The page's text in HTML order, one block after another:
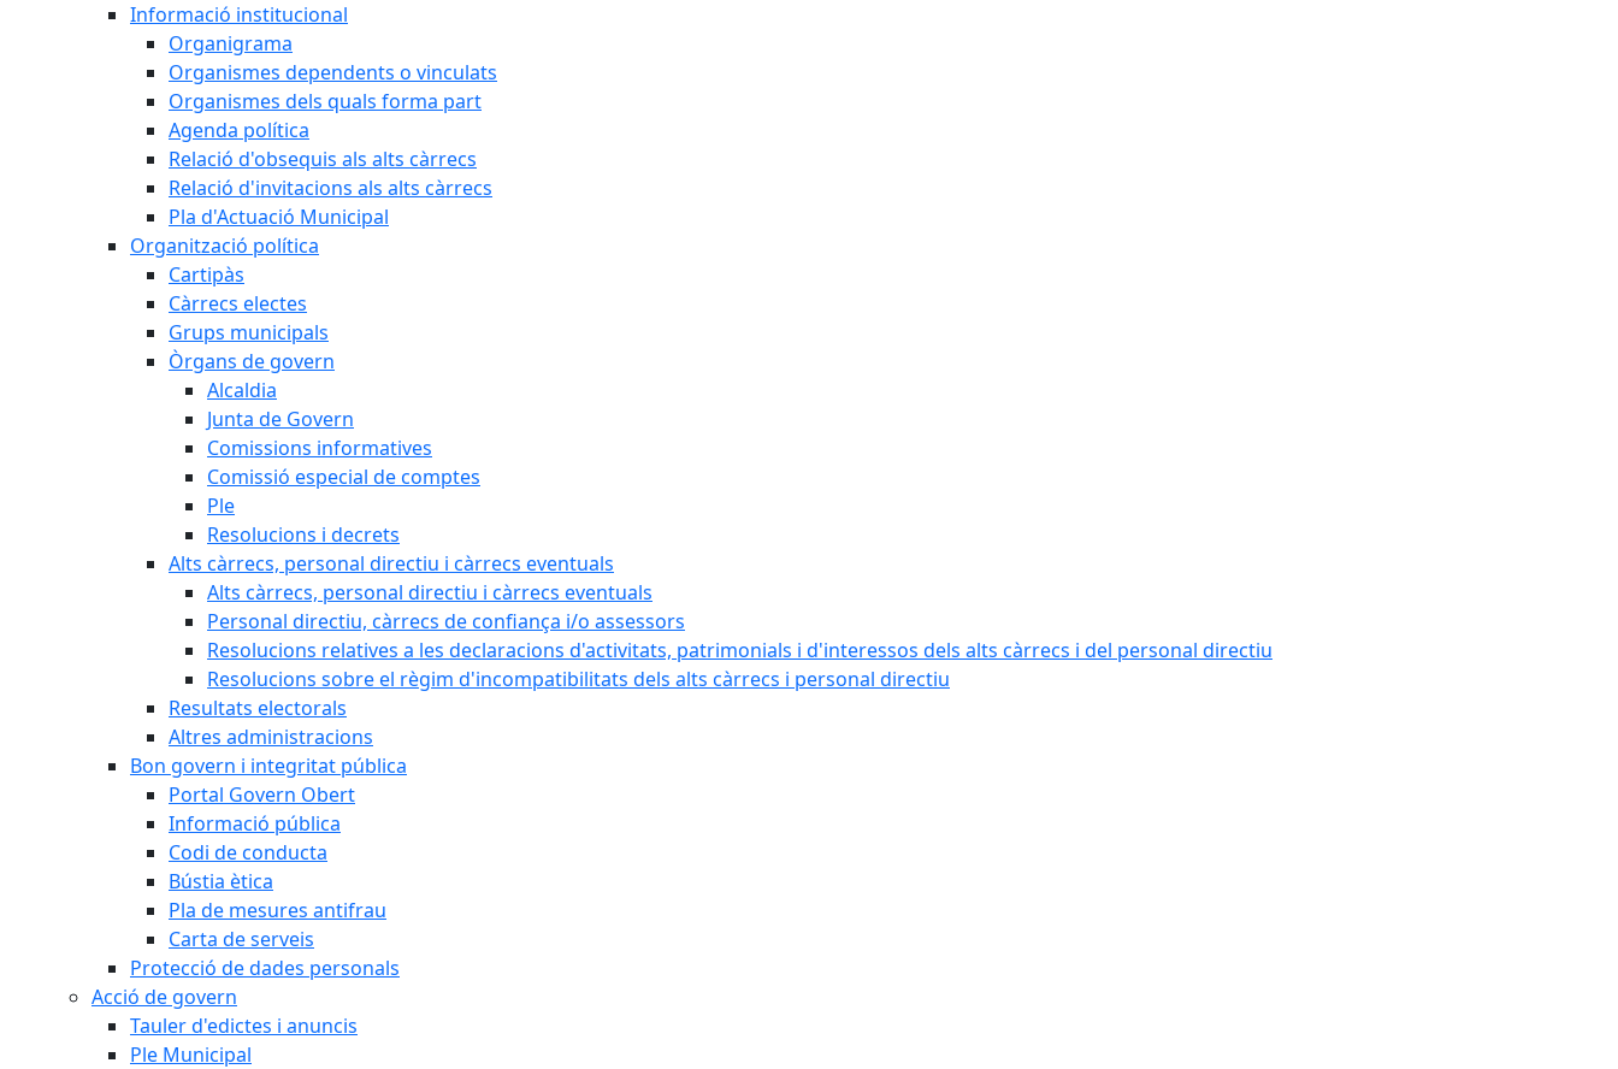
Informació institucional
Organigrama
Organismes dependents o vinculats
Organismes dels quals forma part
Agenda política
Relació d'obsequis als alts càrrecs
Relació d'invitacions als alts càrrecs
Pla d'Actuació Municipal
Organització política
Cartipàs
Càrrecs electes
Grups municipals
Òrgans de govern
Alcaldia
Junta de Govern
Comissions informatives
Comissió especial de comptes
Ple
Resolucions i decrets
Alts càrrecs, personal directiu i càrrecs eventuals
Alts càrrecs, personal directiu i càrrecs eventuals
Personal directiu, càrrecs de confiança i/o assessors
Resolucions relatives a les declaracions d'activitats, patrimonials i d'interessos dels alts càrrecs i del personal directiu
Resolucions sobre el règim d'incompatibilitats dels alts càrrecs i personal directiu
Resultats electorals
Altres administracions
Bon govern i integritat pública
Portal Govern Obert
Informació pública
Codi de conducta
Bústia ètica
Pla de mesures antifrau
Carta de serveis
Protecció de dades personals
Acció de govern
Tauler d'edictes i anuncis
Ple Municipal